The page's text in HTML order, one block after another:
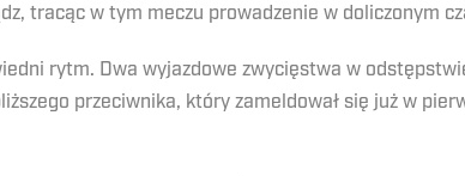
tracąc w tym meczu prowadzenie w doliczonym
rytm. Dwa wyjazdowe zwycięstwa w
przeciwnika, który zameldował się już w